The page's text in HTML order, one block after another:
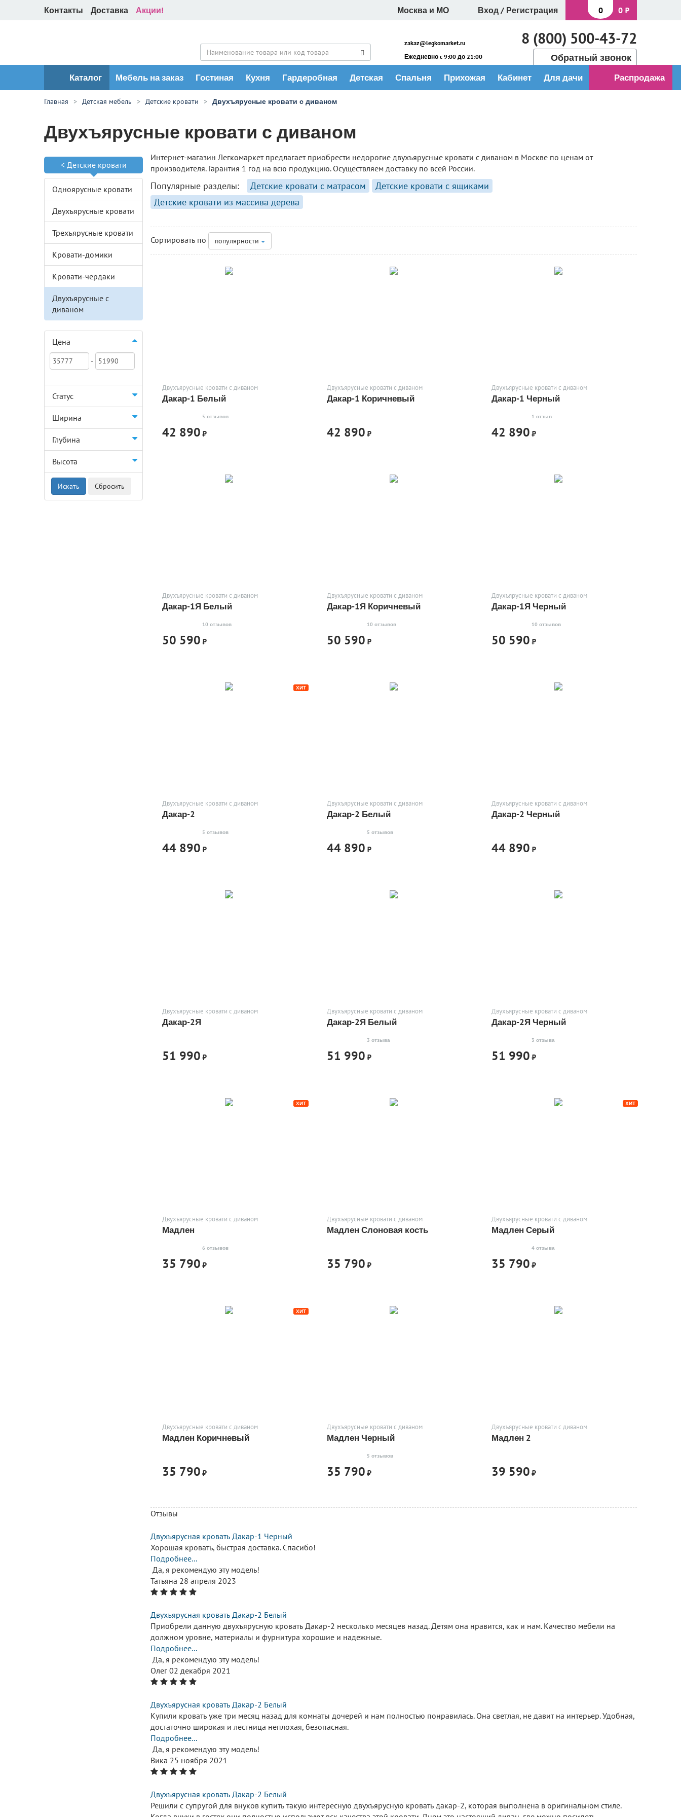
Контакты Доставка Акции! 0 0 ₽
Вход / Регистрация
Москва и МО
zakaz@legkomarket.ru
Ежедневно c 9:00 до 21:00
8 (800) 500-43-72
Обратный звонок
Каталог Мебель на заказ Гостиная Кухня Гардеробная Детская Спальня Прихожая Кабинет Для дачи Распродажа
Главная Детская мебель Детские кровати Двухъярусные кровати с диваном
Двухъярусные кровати с диваном
< Детские кровати
Одноярусные кровати
Двухъярусные кровати
Трехъярусные кровати
Кровати-домики
Кровати-чердаки
Двухъярусные с
диваном
Цена
-
Статус
Ширина
Глубина
Высота
Интернет-магазин Легкомаркет предлагает приобрести недорогие двухъярусные кровати с диваном в Москве по ценам от
производителя. Гарантия 1 год на всю продукцию. Осуществляем доставку по всей России.
Популярные разделы: Детские кровати с матрасом
Детские кровати с ящиками
Детские кровати из массива дерева
Сортировать по популярности
Двухъярусные кровати с диваном
Дакар-1 Белый
5 отзывов
42 890 ₽
Двухъярусные кровати с диваном
Дакар-1 Коричневый
42 890 ₽
Двухъярусные кровати с диваном
Дакар-1 Черный
1 отзыв
42 890 ₽
Двухъярусные кровати с диваном
Дакар-1Я Белый
10 отзывов
50 590 ₽
Двухъярусные кровати с диваном
Дакар-1Я Коричневый
10 отзывов
50 590 ₽
Двухъярусные кровати с диваном
Дакар-1Я Черный
10 отзывов
50 590 ₽
ХИТ
Двухъярусные кровати с диваном
Дакар-2
5 отзывов
44 890 ₽
Двухъярусные кровати с диваном
Дакар-2 Белый
5 отзывов
44 890 ₽
Двухъярусные кровати с диваном
Дакар-2 Черный
44 890 ₽
Двухъярусные кровати с диваном
Дакар-2Я
51 990 ₽
Двухъярусные кровати с диваном
Дакар-2Я Белый
3 отзыва
51 990 ₽
Двухъярусные кровати с диваном
Дакар-2Я Черный
3 отзыва
51 990 ₽
ХИТ
Двухъярусные кровати с диваном
Мадлен
6 отзывов
35 790 ₽
Двухъярусные кровати с диваном
Мадлен Слоновая кость
35 790 ₽
ХИТ
Двухъярусные кровати с диваном
Мадлен Серый
4 отзыва
35 790 ₽
ХИТ
Двухъярусные кровати с диваном
Мадлен Коричневый
35 790 ₽
Двухъярусные кровати с диваном
Мадлен Черный
5 отзывов
35 790 ₽
Двухъярусные кровати с диваном
Мадлен 2
39 590 ₽
Отзывы
Двухъярусная кровать Дакар-1 Черный
Хорошая кровать, быстрая доставка. Спасибо!
Подробнее...
Да, я рекомендую эту модель!
Татьяна 28 апреля 2023
Двухъярусная кровать Дакар-2 Белый
Приобрели данную двухъярусную кровать Дакар-2 несколько месяцев назад. Детям она нравится, как и нам. Качество мебели на
должном уровне, материалы и фурнитура хорошие и надежные.
Подробнее...
Да, я рекомендую эту модель!
Олег 02 декабря 2021
Двухъярусная кровать Дакар-2 Белый
Купили кровать уже три месяц назад для комнаты дочерей и нам полностью понравилась. Она светлая, не давит на интерьер. Удобная,
достаточно широкая и лестница неплохая, безопасная.
Подробнее...
Да, я рекомендую эту модель!
Вика 25 ноября 2021
Двухъярусная кровать Дакар-2 Белый
Решили с супругой для внуков купить такую интересную двухъярусную кровать дакар-2, которая выполнена в оригинальном стиле.